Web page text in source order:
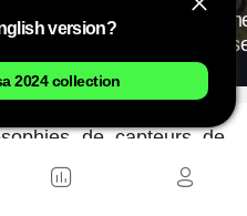
3 entraînements
pour améliorer
endurance
de capteurs de
marché : ceux qui sont
manivelles ou les
version?
2024 collection